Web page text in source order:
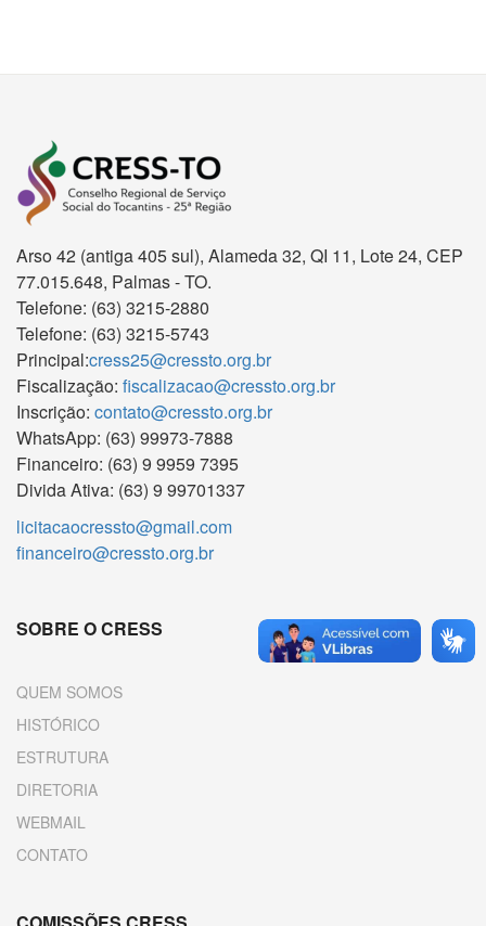
Arso 42 (antiga 405 sul), Alameda 32, QI 11, Lote 24, CEP
77.015.648, Palmas - TO.
Telefone: (63) 3215-2880
Telefone: (63) 3215-5743
Principal:cress25@cressto.org.br
Fiscalização: fiscalizacao@cressto.org.br
Inscrição: contato@cressto.org.br
WhatsApp: (63) 99973-7888
Financeiro: (63) 9 9959 7395
Divida Ativa: (63) 9 99701337
licitacaocressto@gmail.com
financeiro@cressto.org.br
SOBRE O CRESS
QUEM SOMOS
HISTÓRICO
ESTRUTURA
DIRETORIA
WEBMAIL
CONTATO